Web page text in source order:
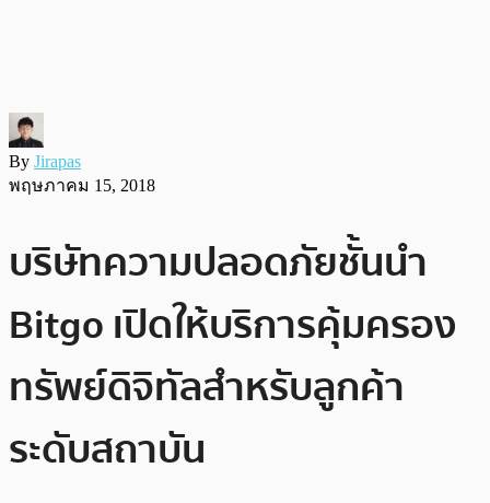
By Jirapas
พฤษภาคม 15, 2018
บริษัทความปลอดภัยชั้นนำ
Bitgo เปิดให้บริการคุ้มครอง
ทรัพย์ดิจิทัลสำหรับลูกค้า
ระดับสถาบัน